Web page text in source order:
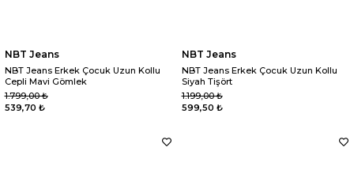
NBT Jeans
NBT Jeans Erkek Çocuk Uzun Kollu
Cepli Mavi Gömlek
539,70 ₺
1.799,00 ₺
NBT Jeans
NBT Jeans Erkek Çocuk Uzun Kollu
Siyah Tişört
599,50 ₺
1.199,00 ₺